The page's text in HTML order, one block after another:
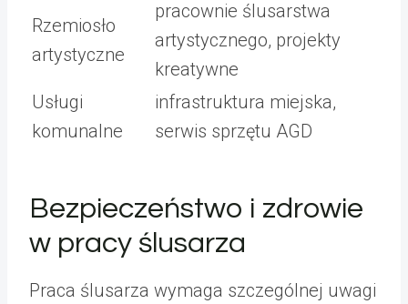
Rzemiosło
artystyczne
pracownie ślusarstwa
artystycznego, projekty
kreatywne
Usługi
komunalne
infrastruktura miejska,
serwis sprzętu AGD
Bezpieczeństwo i zdrowie
w pracy ślusarza
Praca ślusarza wymaga szczególnej uwagi